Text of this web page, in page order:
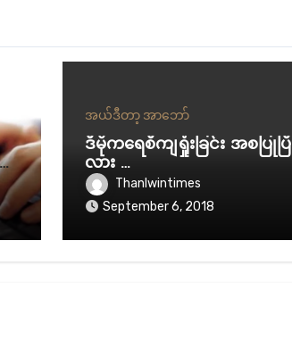
အယ်ဒီတာ့ အာဘော်
ဒီမိုကရေစီကျရှုံးခြင်း အစပြုပြီ
လား …
Thanlwintimes
September 6, 2018